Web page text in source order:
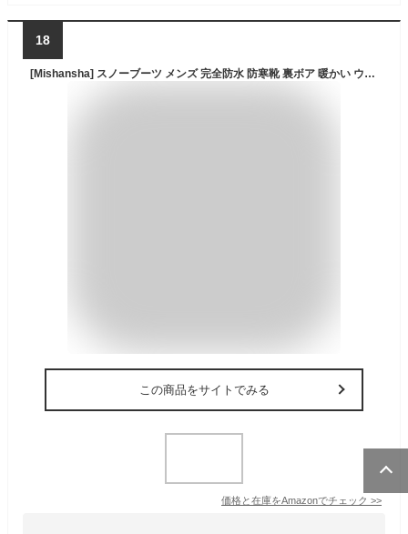
18
[Mishansha] スノーブーツ メンズ 完全防水 防寒靴 裏ボア 暖かい ウィンターブーツ 滑り止め スノーシューズ 冬 キャンプ 釣り
この商品をサイトでみる
価格と在庫をAmazonでチェック >>